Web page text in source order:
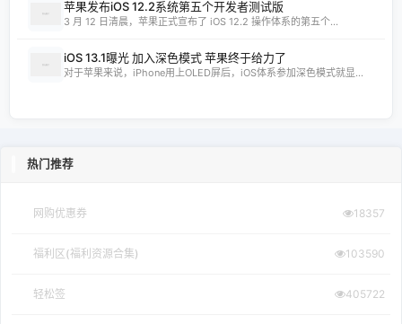
苹果发布iOS 12.2系统第五个开发者测试版
3 月 12 日清晨，苹果正式宣布了 iOS 12.2 操作体系的第五个...
iOS 13.1曝光 加入深色模式 苹果终于给力了
对于苹果来说，iPhone用上OLED屏后，iOS体系参加深色模式就显...
热门推荐
网购优惠券 18357
福利区(福利资源合集) 103590
轻松签 405722